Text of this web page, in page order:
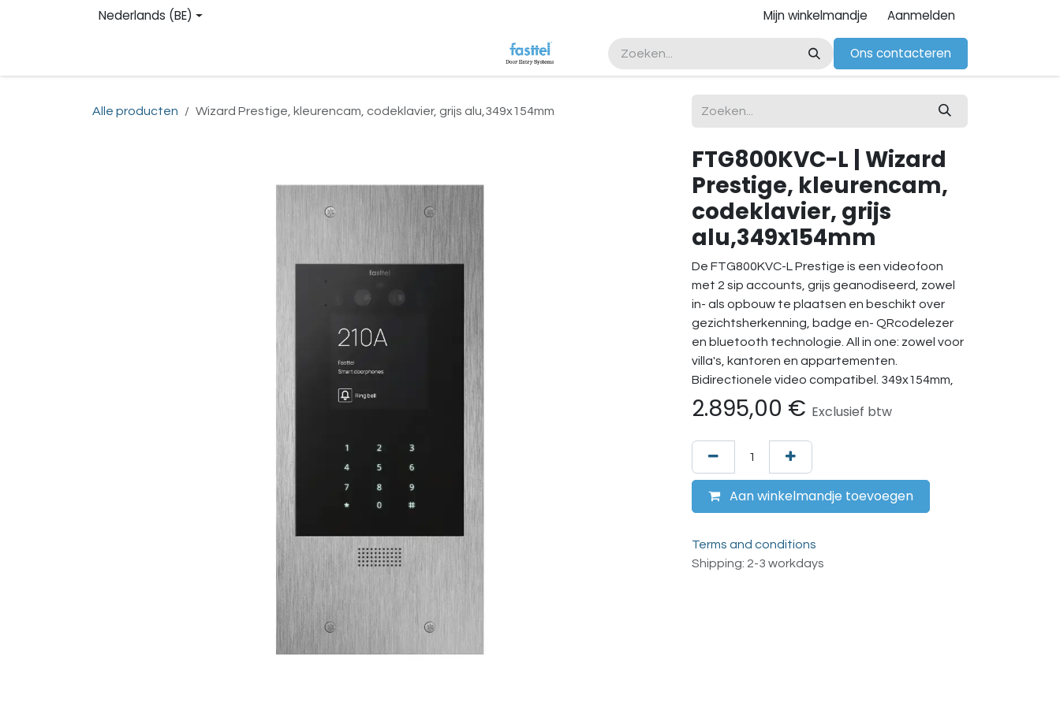
Overslaan naar inhoudNederlands (BE) Mijn winkelmandje Aanmelden
Ons contacteren
Alle producten Wizard Prestige, kleurencam, codeklavier, grijs alu,349x154mm
FTG800KVC-L | Wizard
Prestige, kleurencam,
codeklavier, grijs
alu,349x154mm
De FTG800KVC-L Prestige is een videofoon
met 2 sip accounts, grijs geanodiseerd, zowel
in- als opbouw te plaatsen en beschikt over
gezichtsherkenning, badge en- QRcodelezer
en bluetooth technologie. All in one: zowel voor
villa's, kantoren en appartementen.
Bidirectionele video compatibel. 349x154mm,
2.895,00 € Exclusief btw
Aan winkelmandje toevoegen
Terms and conditions
Shipping: 2-3 workdays